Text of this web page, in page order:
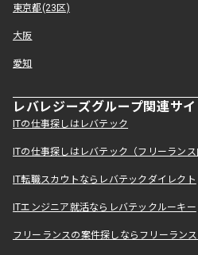
東京都(23区)
大阪
愛知
レバレジーズグループ関連サ
ITの仕事探しはレバテック
ITの仕事探しはレバテック（フリーランス
IT転職スカウトならレバテックダイレクト
ITエンジニア就活ならレバテックルーキー
フリーランスの案件探しならフリーラン